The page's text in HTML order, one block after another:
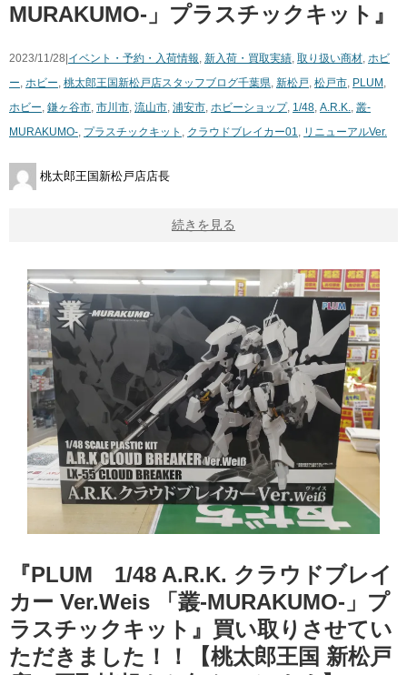
MURAKUMO-」プラスチックキット』
2023/11/28|イベント・予約・入荷情報 新入荷・買取実績 取り扱い商材 ホビ
ー ホビー 桃太郎王国新松戸店スタッフブログ千葉県 新松戸 松戸市 PLUM
ホビー 鎌ヶ谷市 市川市 流山市 浦安市 ホビーショップ, 1/48 A.R.K.
叢-
MURAKUMO- プラスチックキット クラウドブレイカー01 リニューアルVer.
桃太郎王国新松戸店店長
続きを見る
『PLUM 1/48 ​A.R.K. ​クラウドブレイ
カー ​Ver.Weis ​「叢-MURAKUMO-」プ
ラスチックキット』買い取りさせてい
ただきました！！【桃太郎王国 新松戸